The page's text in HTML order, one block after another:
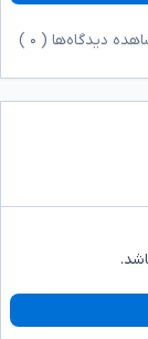
دیدگاه‌ها ( ۰